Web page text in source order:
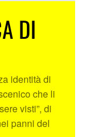
DI
identità di
che li
visti”, di
panni del